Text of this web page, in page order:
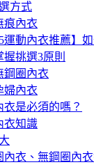
方式
痕內衣
運動內衣推薦】
握挑選3原則
鋼圈內衣
婦內衣
衣是必須的嗎？
衣知識
內衣、無鋼圈內衣